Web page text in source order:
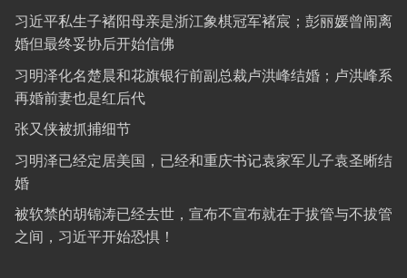
习近平私生子褚阳母亲是浙江象棋冠军褚宸；彭丽媛曾闹离
婚但最终妥协后开始信佛
习明泽化名楚晨和花旗银行前副总裁卢洪峰结婚；卢洪峰系
再婚前妻也是红后代
张又侠被抓捕细节
习明泽已经定居美国，已经和重庆书记袁家军儿子袁圣晰结
婚
被软禁的胡锦涛已经去世，宣布不宣布就在于拔管与不拔管
之间，习近平开始恐惧！